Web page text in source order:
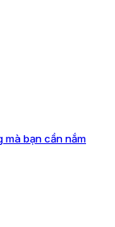
bạn cần nắm